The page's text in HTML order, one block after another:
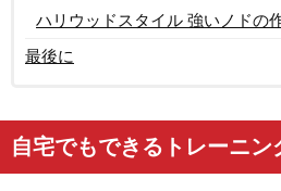
ハリウッドスタイル 強いノドの
最後に
自宅でもできるトレーニン